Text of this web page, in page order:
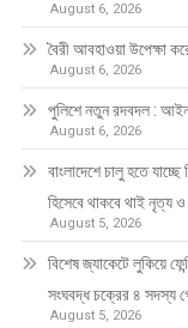
August 6, 2026
বৈরী আবহাওয়া উপেক্ষা
August 6, 2026
পুলিশে নতুন রদবদল :
August 6, 2026
​​বাংলাদেশে চালু হতে
হিসেবে থাকবে থাই নৃত্য ও
August 5, 2026
বিশেষ জ্যাকেটে লুকিয়ে
সংঘবদ্ধ চক্রের ৪ সদস্য
August 5, 2026